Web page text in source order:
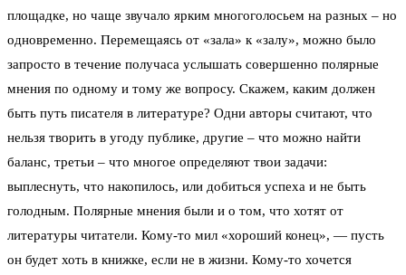
площадке, но чаще звучало ярким многоголосьем на разных – но
одновременно. Перемещаясь от «зала» к «залу», можно было
запросто в течение получаса услышать совершенно полярные
мнения по одному и тому же вопросу. Скажем, каким должен
быть путь писателя в литературе? Одни авторы считают, что
нельзя творить в угоду публике, другие – что можно найти
баланс, третьи – что многое определяют твои задачи:
выплеснуть, что накопилось, или добиться успеха и не быть
голодным. Полярные мнения были и о том, что хотят от
литературы читатели. Кому-то мил «хороший конец», — пусть
он будет хоть в книжке, если не в жизни. Кому-то хочется